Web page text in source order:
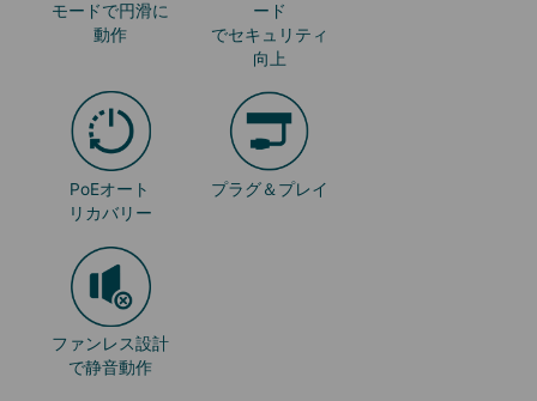
モードで円滑に
動作
ード
でセキュリティ
向上
PoEオート
リカバリー
プラグ＆プレイ
ファンレス設計
で静音動作